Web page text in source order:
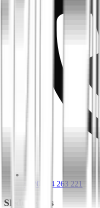
+420 604 263 221
Sledujte nás